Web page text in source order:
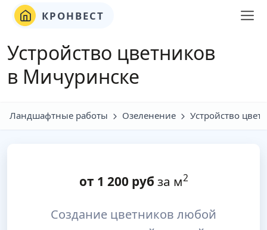
КРОНВЕСТ
Устройство цветников
в Мичуринске
Ландшафтные работы Озеленение Устройство
от 1 200руб за м2
Создание цветников любой